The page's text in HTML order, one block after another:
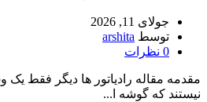
جولای 11, 2026
توسط arshita
0 نظرات
مقدمه مقاله رادیاتور ها دیگر فقط
نیستند که گوشه ا...